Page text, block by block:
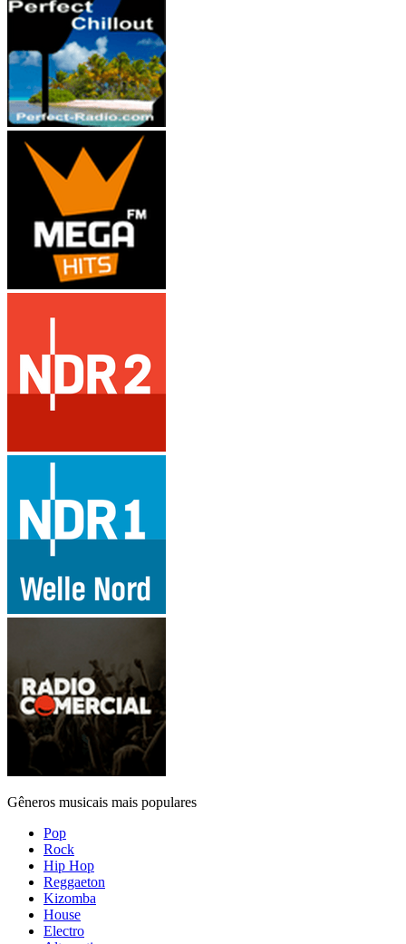
Gêneros musicais mais populares
Pop
Rock
Hip Hop
Reggaeton
Kizomba
House
Electro